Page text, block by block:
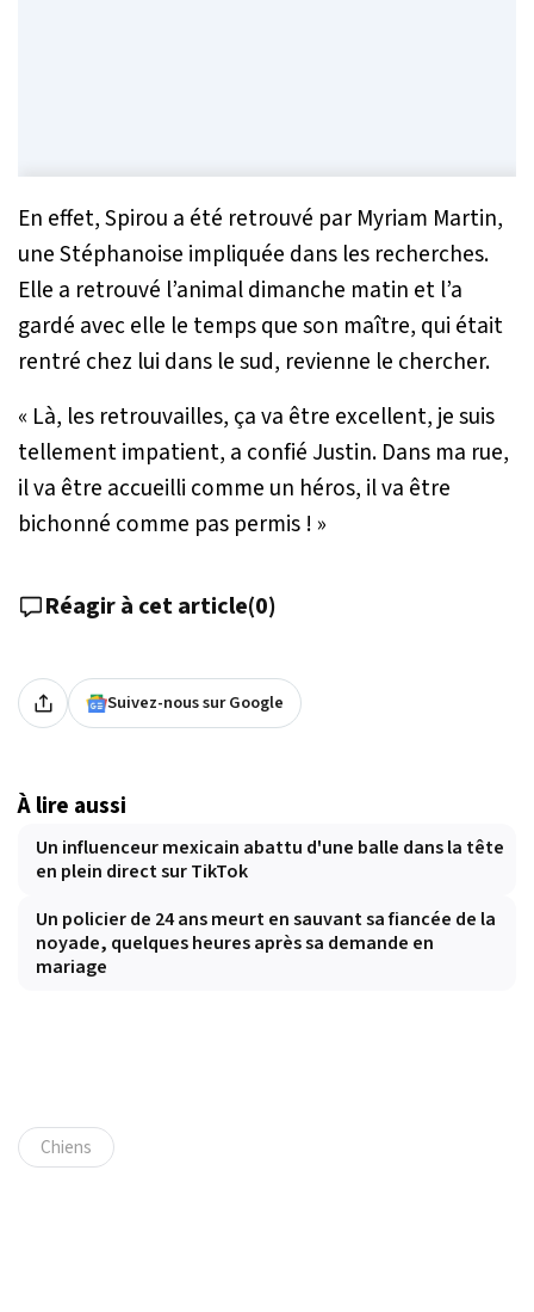
En effet, Spirou a été retrouvé par Myriam Martin,
une Stéphanoise impliquée dans les recherches.
Elle a retrouvé l’animal dimanche matin et l’a
gardé avec elle le temps que son maître, qui était
rentré chez lui dans le sud, revienne le chercher.
« Là, les retrouvailles, ça va être excellent, je suis
tellement impatient, a confié Justin. Dans ma rue,
il va être accueilli comme un héros, il va être
bichonné comme pas permis ! »
Réagir à cet article(0)
Suivez-nous sur Google
À lire aussi
Un influenceur mexicain abattu d'une balle dans la tête
en plein direct sur TikTok
Un policier de 24 ans meurt en sauvant sa fiancée de la
noyade, quelques heures après sa demande en
mariage
Chiens